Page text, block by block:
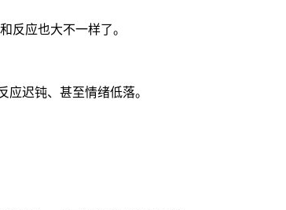
反应也大不一样了。
迟钝、甚至情绪低落。